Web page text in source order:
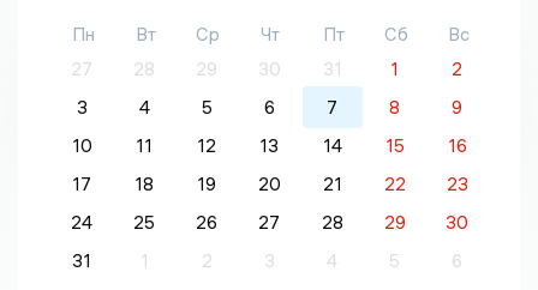
Пн Вт Ср Чт Пт Сб
Вс
27
28 29 30 31 1
2
3
4 5 6 7 8
9
10
11 12 13 14 15
16
17
18 19 20 21 22
23
24
25 26 27 28 29
30
31
1 2 3 4 5 6